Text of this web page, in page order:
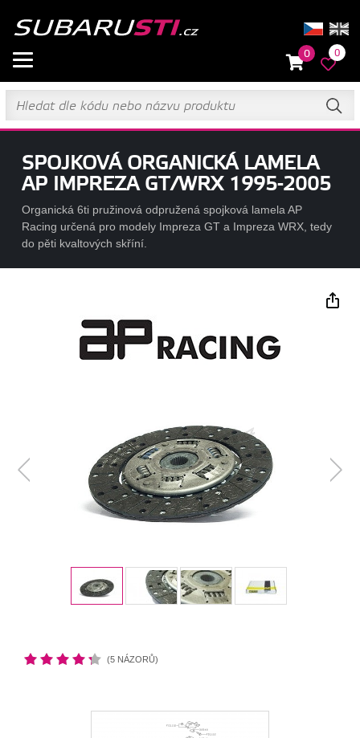
0 0
SPOJKOVÁ ORGANICKÁ LAMELA
AP IMPREZA GT/WRX 1995-2005
Organická 6ti pružinová odpružená spojková lamela AP
Racing určená pro modely Impreza GT a Impreza WRX, tedy
do pěti kvaltových skříní.
(5 NÁZORŮ)